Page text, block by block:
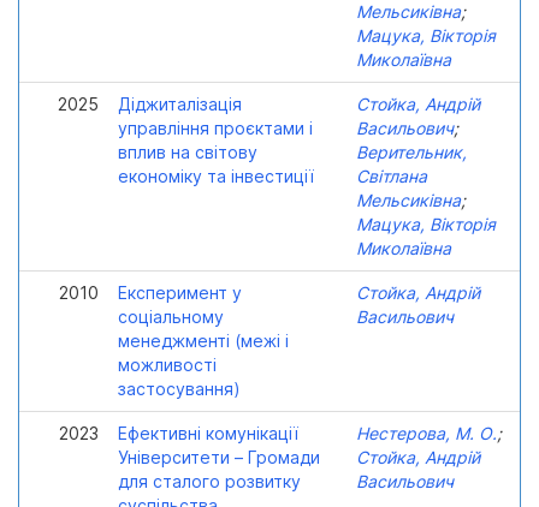
Мельсиківна;
Мацука, Вікторія
Миколаївна
2025
Діджиталізація
управління проєктами і
вплив на світову
економіку та інвестиції
Стойка, Андрій
Васильович;
Верительник,
Світлана
Мельсиківна;
Мацука, Вікторія
Миколаївна
2010
Експеримент у
соціальному
менеджменті (межі і
можливості
застосування)
Стойка, Андрій
Васильович
2023
Ефективні комунікації
Університети – Громади
для сталого розвитку
Нестерова, М. О.;
Стойка, Андрій
Васильович